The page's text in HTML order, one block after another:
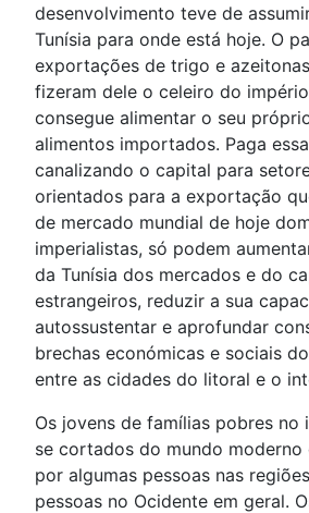
desenvolvimento teve de
Tunísia para onde está hoje. O
exportações de trigo e
fizeram dele o celeiro do
consegue alimentar o seu
alimentos importados. Paga
canalizando o capital para
orientados para a exportação
de mercado mundial de hoje
imperialistas, só podem
da Tunísia dos mercados e do
estrangeiros, reduzir a sua
autossustentar e aprofundar
brechas económicas e sociais
entre as cidades do litoral e o
Os jovens de famílias pobres no
se cortados do mundo moderno
por algumas pessoas nas
pessoas no Ocidente em geral.